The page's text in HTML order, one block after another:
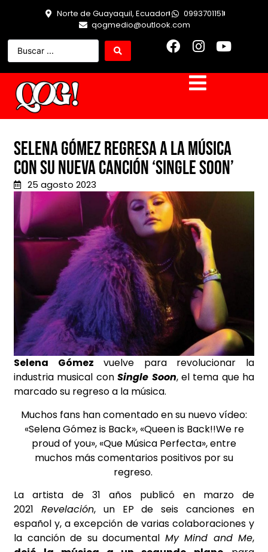
Norte de Guayaquil, Ecuador
0993701151
qogmedio@outlook.com
Selena Gómez regresa a la música
con su nueva canción ‘Single Soon’
25 agosto 2023
Selena Gómez vuelve para revolucionar la
industria musical conSingle Soon, el tema que ha
marcado su regreso a la música.
Muchos fans han comentado en su nuevo vídeo:
«Selena Gómez is Back», «Queen is Back!!We re
proud of you», «Que Música Perfecta», entre
muchos más comentarios positivos por su
regreso.
La artista de 31 años publicó en marzo de
2021 Revelación, un EP de seis canciones en
español y, a excepción de varias colaboraciones y
la canción de su documental My Mind and Me,